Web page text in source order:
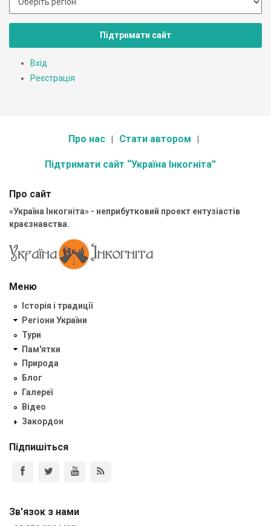
Підтримати сайт
Вхід
Реєстрація
Про нас Стати автором
Підтримати сайт “Україна Інкогніта”
Про сайт
«Україна Інкогніта» - неприбутковий проект ентузіастів
краєзнавства.
Меню
Історія і традиції
Регіони України
Тури
Пам'ятки
Природа
Блог
Галереї
Відео
Закордон
Підпишіться
Зв'язок з нами